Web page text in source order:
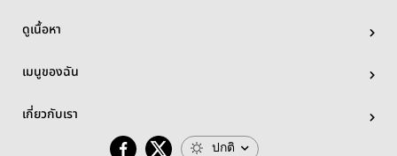
ดูเนื้อหา
เมนูของฉัน
เกี่ยวกับเรา
ปกติ